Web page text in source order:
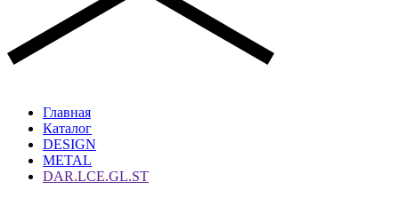
Главная
Каталог
DESIGN
METAL
DAR.LCE.GL.ST